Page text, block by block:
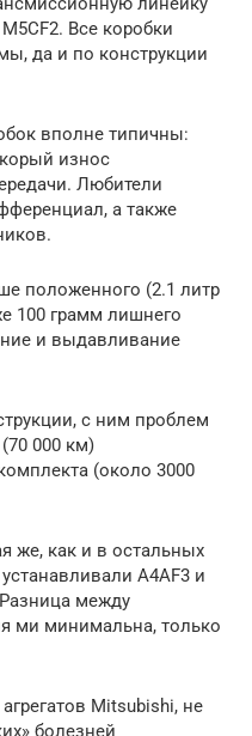
Все коробки
да и по конструкции
вполне типичны:
износ
Любители
а также
положенного (2.1 литр
100 грамм лишнего
и выдавливание
с ним проблем
000 км)
(около 3000
же, как и в остальных
A4AF3 и
между
ми минимальна, только
Mitsubishi, не
болезней